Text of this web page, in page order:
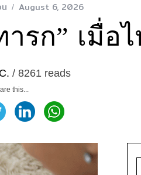
August 6, 2026
รก” เมื่อ
/ 8261 reads
this...